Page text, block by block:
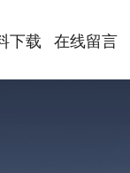
下载 在线留言